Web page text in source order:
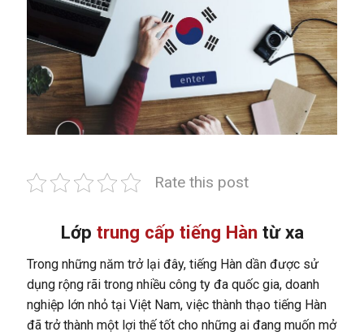
Rate this post
Lớp trung cấp tiếng Hàntừ xa
Trong những năm trở lại đây, tiếng Hàn dần được sử
dụng rộng rãi trong nhiều công ty đa quốc gia, doanh
nghiệp lớn nhỏ tại Việt Nam, việc thành thạo tiếng Hàn
đã trở thành một lợi thế tốt cho những ai đang muốn mở